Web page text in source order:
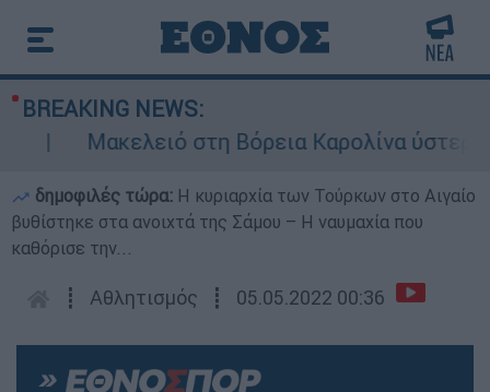
BREAKING NEWS:
Μακελειό στη Βόρεια Καρολίνα ύστερα από
δημοφιλές τώρα: Η κυριαρχία των Τούρκων στο Αιγαίο
βυθίστηκε στα ανοιχτά της Σάμου – Η ναυμαχία που
καθόρισε την...
┋ Αθλητισμός ┋ 05.05.2022 00:36